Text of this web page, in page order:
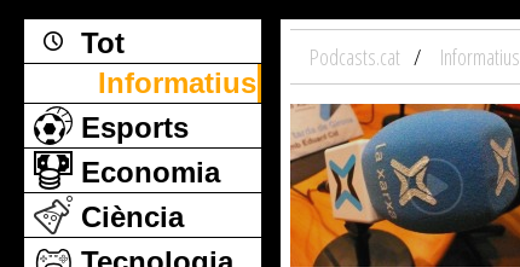
Tot
Informatius
Esports
Economia
Ciència
Podcasts.cat Informatius